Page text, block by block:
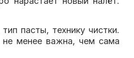
пасты, технику чистки.
не менее важна, чем сама